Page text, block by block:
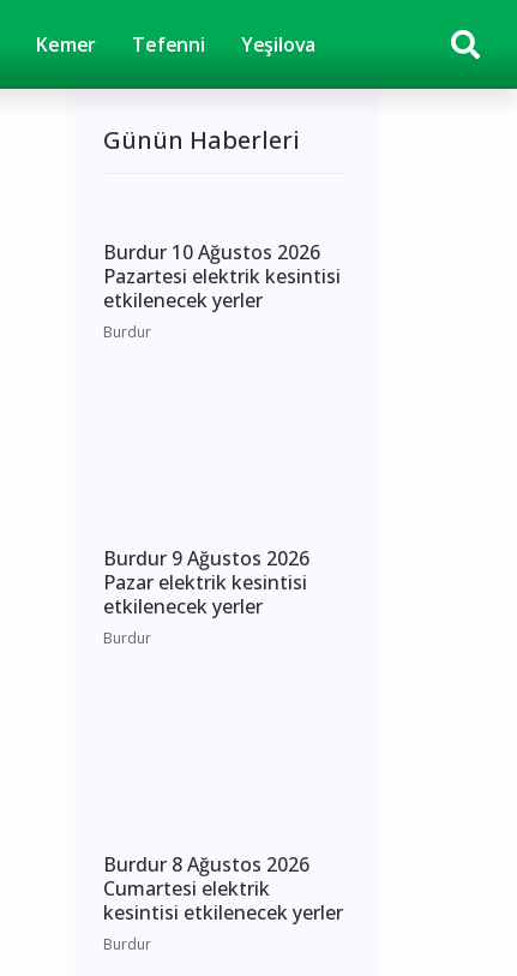
Kemer Tefenni Yeşilova
Günün Haberleri